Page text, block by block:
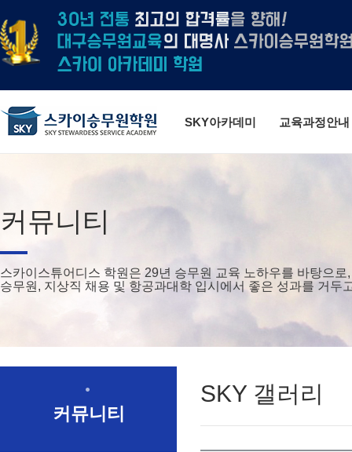
SKY아카데미 교육과정안내
커뮤니티
스카이스튜어디스 학원은 29년 승무원 교육 노하우를 바탕으로
승무원, 지상직 채용 및 항공과대학 입시에서 좋은 성과를 거두
커뮤니티
SKY 갤러리